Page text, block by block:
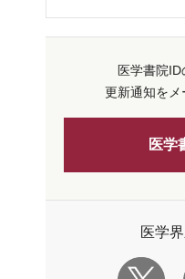
医学書院ID
更新通知をメ
医学
医学